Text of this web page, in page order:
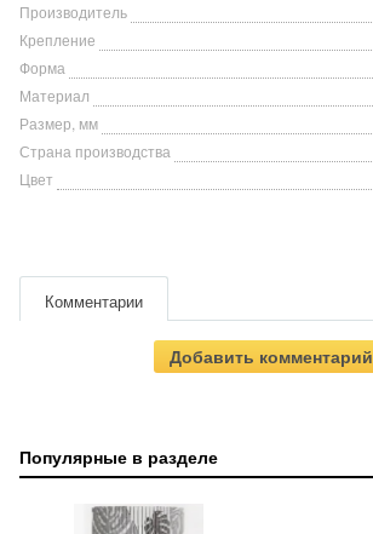
Производитель
Крепление
Форма
Материал
Размер, мм
Страна производства
Цвет
Комментарии
Добавить комментарий
Популярные в разделе